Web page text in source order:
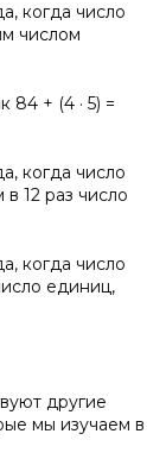
когда число
числом
84 + (4 · 5) =
когда число
12 раз число
когда число
единиц,
другие
мы изучаем в